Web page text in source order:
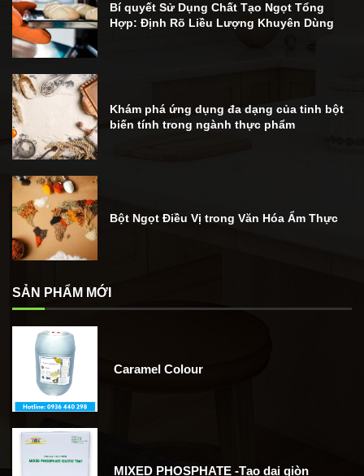
Bí quyết Sử Dụng Chất Tạo Ngọt Tổng
Hợp: Định Rõ Liều Lượng Khuyên Dùng
Khám phá ứng dụng đa dạng của tinh bột
biến tính trong ngành thực phẩm
Bột Ngọt Điều Vị trong Văn Hóa Ẩm Thực
SẢN PHẨM MỚI
Caramel Colour
MIXED PHOSPHATE -Tạo dai giòn